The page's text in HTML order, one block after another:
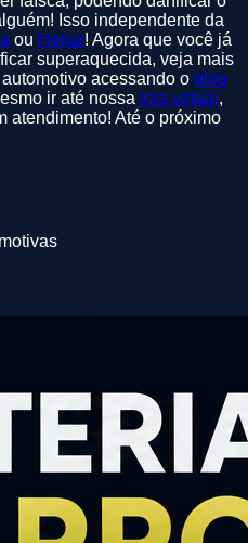
Isso independente da
ou Heliar! Agora que você já
superaquecida, veja mais
acessando o blog
ir até nossa loja virtual ,
atendimento! Até o próximo